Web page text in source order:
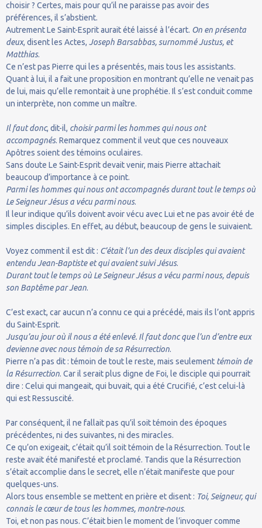
choisir ? Certes, mais pour qu’il ne paraisse pas avoir des
préférences, il s’abstient.
Autrement Le Saint-Esprit aurait été laissé à l’écart. On en présenta
deux, disent les Actes, Joseph Barsabbas, surnommé Justus, et
Matthias.
Ce n’est pas Pierre qui les a présentés, mais tous les assistants.
Quant à lui, il a fait une proposition en montrant qu’elle ne venait pas
de lui, mais qu’elle remontait à une prophétie. Il s’est conduit comme
un interprète, non comme un maître.
Il faut donc, dit-il, choisir parmi les hommes qui nous ont
accompagnés. Remarquez comment il veut que ces nouveaux
Apôtres soient des témoins oculaires.
Sans doute Le Saint-Esprit devait venir, mais Pierre attachait
beaucoup d’importance à ce point.
Parmi les hommes qui nous ont accompagnés durant tout le temps où
Le Seigneur Jésus a vécu parmi nous.
Il leur indique qu’ils doivent avoir vécu avec Lui et ne pas avoir été de
simples disciples. En effet, au début, beaucoup de gens le suivaient.
Voyez comment il est dit : C’était l’un des deux disciples qui avaient
entendu Jean-Baptiste et qui avaient suivi Jésus.
Durant tout le temps où Le Seigneur Jésus a vécu parmi nous, depuis
son Baptême par Jean.
C’est exact, car aucun n’a connu ce qui a précédé, mais ils l’ont appris
du Saint-Esprit.
Jusqu’au jour où il nous a été enlevé. Il faut donc que l’un d’entre eux
devienne avec nous témoin de sa Résurrection.
Pierre n’a pas dit : témoin de tout le reste, mais seulement témoin de
la Résurrection. Car il serait plus digne de Foi, le disciple qui pourrait
dire : Celui qui mangeait, qui buvait, qui a été Crucifié, c’est celui-là
qui est Ressuscité.
Par conséquent, il ne fallait pas qu’il soit témoin des époques
précédentes, ni des suivantes, ni des miracles.
Ce qu’on exigeait, c’était qu’il soit témoin de la Résurrection. Tout le
reste avait été manifesté et proclamé. Tandis que la Résurrection
s’était accomplie dans le secret, elle n’était manifeste que pour
quelques-uns.
Alors tous ensemble se mettent en prière et disent : Toi, Seigneur, qui
connais le cœur de tous les hommes, montre-nous.
Toi, et non pas nous. C’était bien le moment de l’invoquer comme